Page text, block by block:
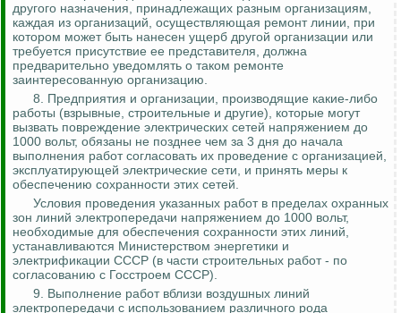
другого назначения, принадлежащих разным организациям,
каждая из организаций, осуществляющая ремонт линии, при
котором может быть нанесен ущерб другой организации или
требуется присутствие ее представителя, должна
предварительно уведомлять о таком ремонте
заинтересованную организацию.
8. Предприятия и организации, производящие какие-либо
работы (взрывные, строительные и другие), которые могут
вызвать повреждение электрических сетей напряжением до
1000 вольт, обязаны не позднее чем за 3 дня до начала
выполнения работ согласовать их проведение с организацией,
эксплуатирующей электрические сети, и принять меры к
обеспечению сохранности этих сетей.
Условия проведения указанных работ в пределах охранных
зон линий электропередачи напряжением до 1000 вольт,
необходимые для обеспечения сохранности этих линий,
устанавливаются Министерством энергетики и
электрификации СССР (в части строительных работ - по
согласованию с Госстроем СССР).
9. Выполнение работ вблизи воздушных линий
электропередачи с использованием различного рода